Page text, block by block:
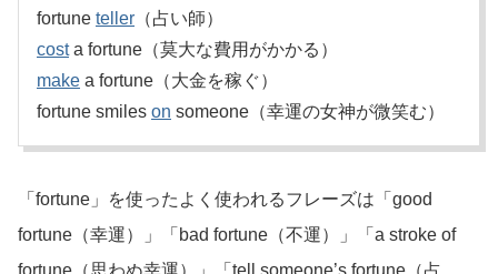
fortune teller （占い師）
costa fortune（莫大な費用がかかる）
make a fortune（大金を稼ぐ）
fortune smiles on someone（幸運の女神が微笑む）
「fortune」を使ったよく使われるフレーズは「good
fortune（幸運）」「bad fortune（不運）」「a stroke of
fortune（思わぬ幸運）」「tell someone’s fortune（占